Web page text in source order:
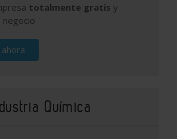
totalmente gratis y
negocio
Química